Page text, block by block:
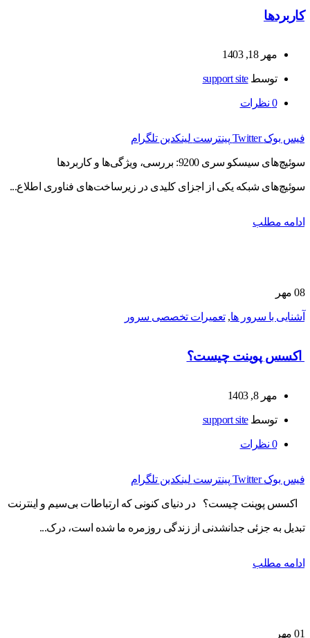
کاربردها
مهر 18, 1403
توسطsupport site
0 نظرات
فیس بوک Twitter پینترست لینکدین تلگرام
سوئیچ‌های سیسکو سری 9200: بررسی، ویژگی‌ها و کاربردها
سوئیچ‌های شبکه یکی از اجزای کلیدی در زیرساخت‌های فناوری اطلاع...
ادامه مطلب
08 مهر
آشنایی با سرور ها,تعمیرات تخصصی سرور
اکسس پوینت چیست؟
مهر 8, 1403
توسطsupport site
0 نظرات
فیس بوک Twitter پینترست لینکدین تلگرام
اکسس پوینت چیست؟ در دنیای کنونی که ارتباطات بی‌سیم و اینترنت
تبدیل به جزئی جدانشدنی از زندگی روزمره ما شده است، درک...
ادامه مطلب
01 مهر